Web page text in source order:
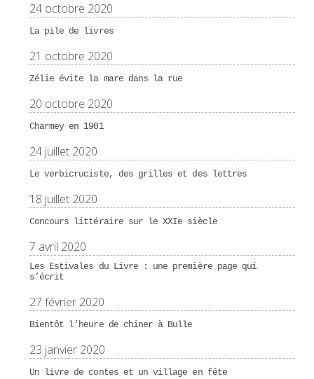
24 octobre 2020
La pile de livres
21 octobre 2020
Zélie évite la mare dans la rue
20 octobre 2020
Charmey en 1901
24 juillet 2020
Le verbicruciste, des grilles et des lettres
18 juillet 2020
Concours littéraire sur le XXIe siècle
7 avril 2020
Les Estivales du Livre : une première page qui
s’écrit
27 février 2020
Bientôt l’heure de chiner à Bulle
23 janvier 2020
Un livre de contes et un village en fête